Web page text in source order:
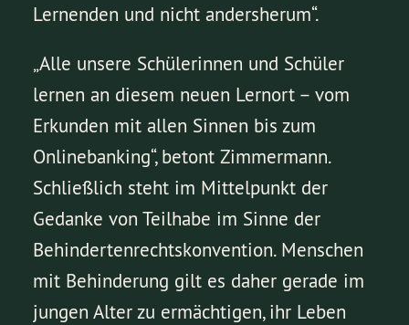
Lernenden und nicht andersherum“.
„Alle unsere Schülerinnen und Schüler
lernen an diesem neuen Lernort – vom
Erkunden mit allen Sinnen bis zum
Onlinebanking“, betont Zimmermann.
Schließlich steht im Mittelpunkt der
Gedanke von Teilhabe im Sinne der
Behindertenrechtskonvention. Menschen
mit Behinderung gilt es daher gerade im
jungen Alter zu ermächtigen, ihr Leben